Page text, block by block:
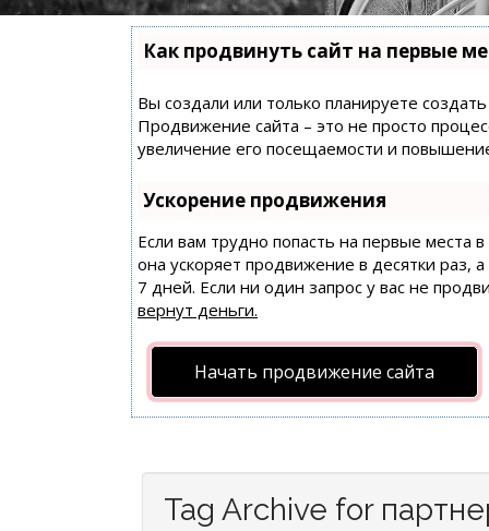
Как продвинуть сайт на первые
Вы создали или только планируете
Продвижение сайта – это не просто
увеличение его посещаемости и
Ускорение продвижения
Если вам трудно попасть на первые места
она ускоряет продвижение в десятки раз,
7 дней. Если ни один запрос у вас не
вернут деньги.
Начать продвижение сайта
Tag Archive for